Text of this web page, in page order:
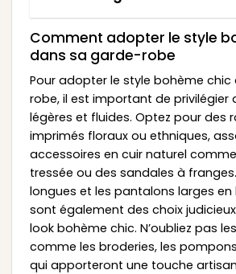
Comment adopter le style
dans sa garde-robe
Pour adopter le style bohème
robe, il est important de privilégier
légères et fluides. Optez pour des
imprimés floraux ou ethniques,
accessoires en cuir naturel
tressée ou des sandales à
longues et les pantalons larges en
sont également des choix
look bohème chic. N’oubliez pas
comme les broderies, les
qui apporteront une touche